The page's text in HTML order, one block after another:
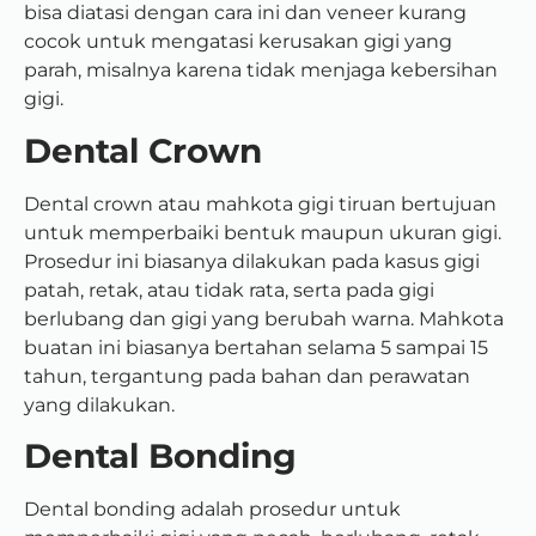
bisa diatasi dengan cara ini dan veneer kurang
cocok untuk mengatasi kerusakan gigi yang
parah, misalnya karena tidak menjaga kebersihan
gigi.
Dental Crown
Dental crown atau mahkota gigi tiruan bertujuan
untuk memperbaiki bentuk maupun ukuran gigi.
Prosedur ini biasanya dilakukan pada kasus gigi
patah, retak, atau tidak rata, serta pada gigi
berlubang dan gigi yang berubah warna. Mahkota
buatan ini biasanya bertahan selama 5 sampai 15
tahun, tergantung pada bahan dan perawatan
yang dilakukan.
Dental Bonding
Dental bonding adalah prosedur untuk